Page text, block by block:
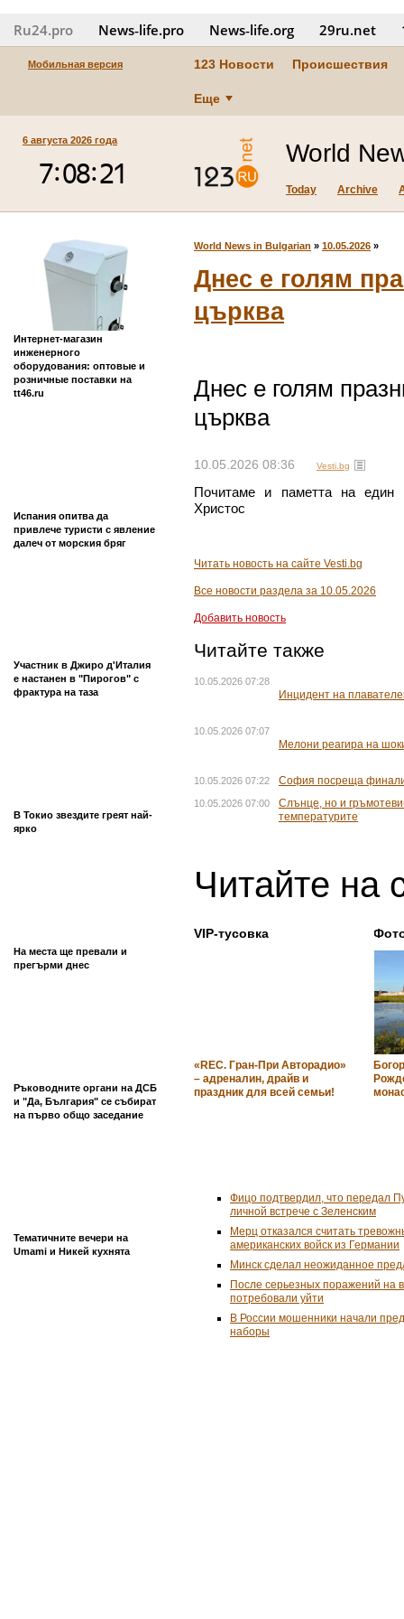
Ru24.pro News‑life.pro News‑life.org 29ru.net
Мобильная версия 123 Новости Происшествия
Еще
6 августа 2026 года World
Today Archive
Интернет-магазин
инженерного
оборудования: оптовые и
розничные поставки на
tt46.ru
Испания опитва да
привлече туристи с явление
далеч от морския бряг
Участник в Джиро д'Италия
е настанен в "Пирогов" с
фрактура на таза
В Токио звездите греят най-
ярко
На места ще превали и
прегърми днес
Ръководните органи на ДСБ
и "Да, България" се събират
на първо общо заседание
Тематичните вечери на
Umami и Никей кухнята
World News in Bulgarian » 10.05.2026 »
Днес е голям
църква
Днес е голям
църква
10.05.2026 08:36 Vesti.bg
Почитаме и паметта на един
Христос
Читать новость на сайте Vesti.bg
Все новости раздела за 10.05.2026
Добавить новость
Читайте также
10.05.2026 07:28
Инцидент на
10.05.2026 07:07
Мелони реагира на
10.05.2026 07:22 София посреща
10.05.2026 07:00
Слънце, но и
температурите
Читайте на
VIP-тусовка
«REC. Гран-При Авторадио»
– адреналин, драйв и
праздник для всей семьи!
Фицо подтвердил, что передал
личной встрече с Зеленским
Мерц отказался считать
американских войск из Германии
Минск сделал неожиданное
После серьезных поражений на
потребовали уйти
В России мошенники начали
наборы